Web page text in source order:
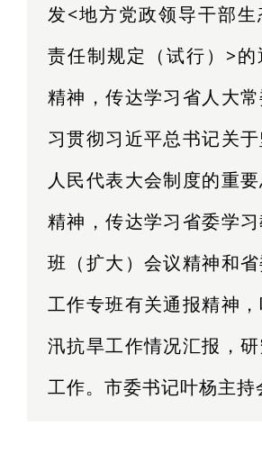
发<地方党政领导干部
责任制规定（试行）>
精神，传达学习省人大
习贯彻习近平总书记关
人民代表大会制度的重
精神，传达学习省委学
班（扩大 ）会议精神和
工作专班有关通报精神
汛抗旱工作情况汇报，
工作。市委书记叶杨主持